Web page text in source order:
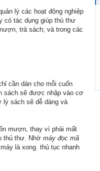
lý các hoạt động nghiệp
có tác dụng giúp thủ thư
trả sách; và trong các
cần dán cho mỗi cuốn
sách sẽ được nhập vào cơ
sách sẽ dễ dàng và
mượn, thay vì phải mất
thủ thư. Nhờ máy đọc mã
là xong. thủ tục nhanh